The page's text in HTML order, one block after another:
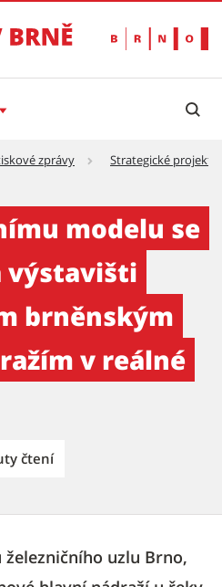
zprávy Strategické projekty
modelu se
výstavišti
brněnským
v reálné
čtení
uzlu Brno,